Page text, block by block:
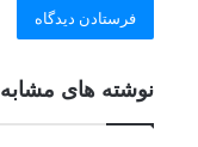
نوشته های مشابه